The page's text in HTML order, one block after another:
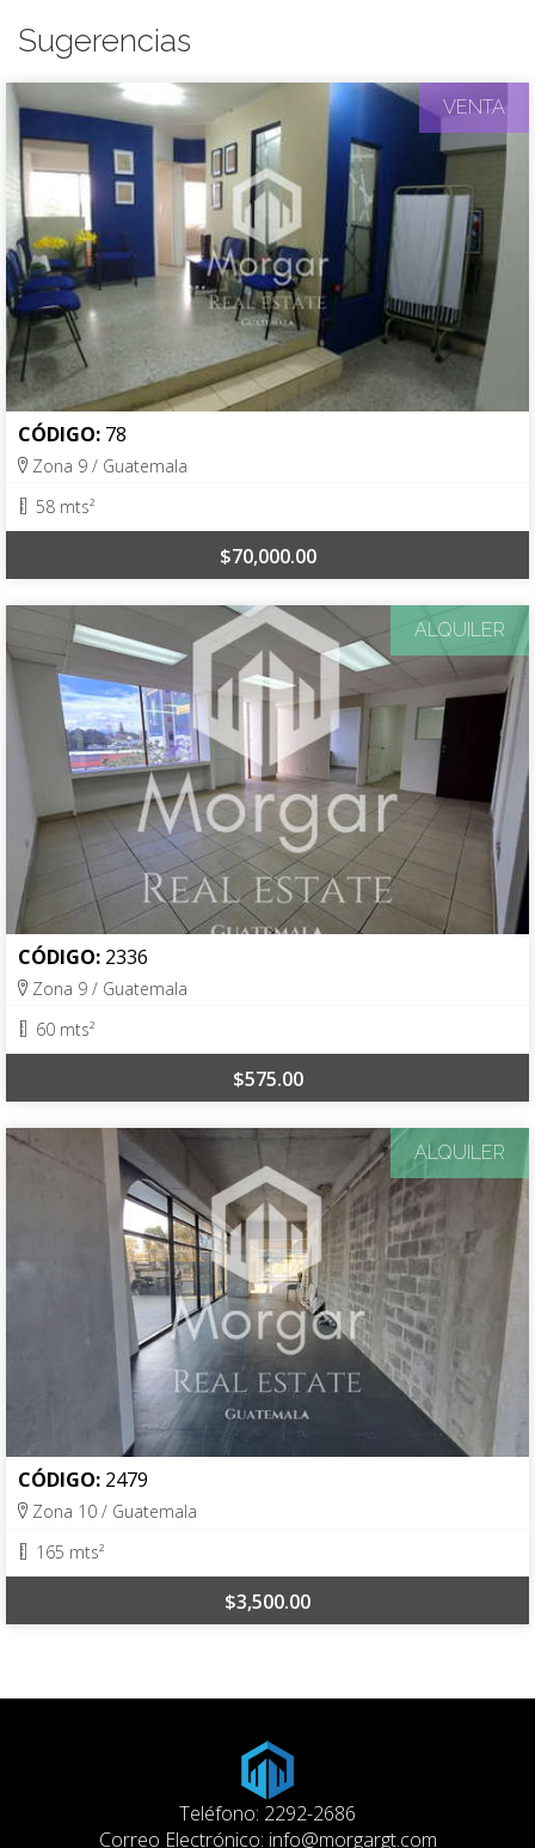
Sugerencias
CÓDIGO: 78
Zona 9 / Guatemala
58 mts²
$70,000.00
VENTA
CÓDIGO: 2336
Zona 9 / Guatemala
60 mts²
$575.00
ALQUILER
CÓDIGO: 2479
Zona 10 / Guatemala
165 mts²
$3,500.00
ALQUILER
Teléfono: 2292-2686
Correo Electrónico: info@morgargt.com